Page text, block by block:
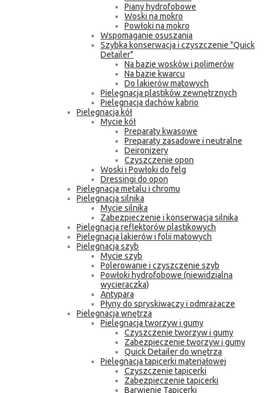
Piany hydrofobowe
Woski na mokro
Powłoki na mokro
Wspomaganie osuszania
Szybka konserwacja i czyszczenie "Quick
Detailer"
Na bazie wosków i polimerów
Na bazie kwarcu
Do lakierów matowych
Pielęgnacja plastików zewnętrznych
Pielęgnacja dachów kabrio
Pielęgnacja kół
Mycie kół
Preparaty kwasowe
Preparaty zasadowe i neutralne
Deironizery
Czyszczenie opon
Woski i Powłoki do felg
Dressingi do opon
Pielęgnacja metalu i chromu
Pielęgnacja silnika
Mycie silnika
Zabezpieczenie i konserwacja silnika
Pielęgnacja reflektorów plastikowych
Pielęgnacja lakierów i folii matowych
Pielęgnacja szyb
Mycie szyb
Polerowanie i czyszczenie szyb
Powłoki hydrofobowe (niewidzialna
wycieraczka)
Antypara
Płyny do spryskiwaczy i odmrażacze
Pielęgnacja wnętrza
Pielęgnacja tworzyw i gumy
Czyszczenie tworzyw i gumy
Zabezpieczenie tworzyw i gumy
Quick Detailer do wnętrza
Pielęgnacja tapicerki materiałowej
Czyszczenie tapicerki
Zabezpieczenie tapicerki
Barwienie Tapicerki